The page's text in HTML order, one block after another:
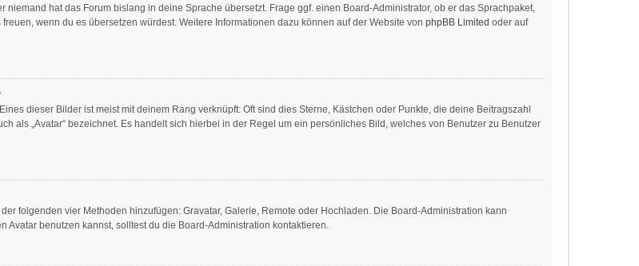
hat das Forum bislang in deine Sprache übersetzt. Frage ggf. einen Board-Administrator, ob er das Sprachpaket,
wenn du es übersetzen würdest. Weitere Informationen dazu können auf der Website von phpBB Limited oder auf
dieser Bilder ist meist mit deinem Rang verknüpft: Oft sind dies Sterne, Kästchen oder Punkte, die deine Beitragszahl
als „Avatar“ bezeichnet. Es handelt sich hierbei in der Regel um ein persönliches Bild, welches von Benutzer zu Benutzer
folgenden vier Methoden hinzufügen: Gravatar, Galerie, Remote oder Hochladen. Die Board-Administration kann
Avatar benutzen kannst, solltest du die Board-Administration kontaktieren.